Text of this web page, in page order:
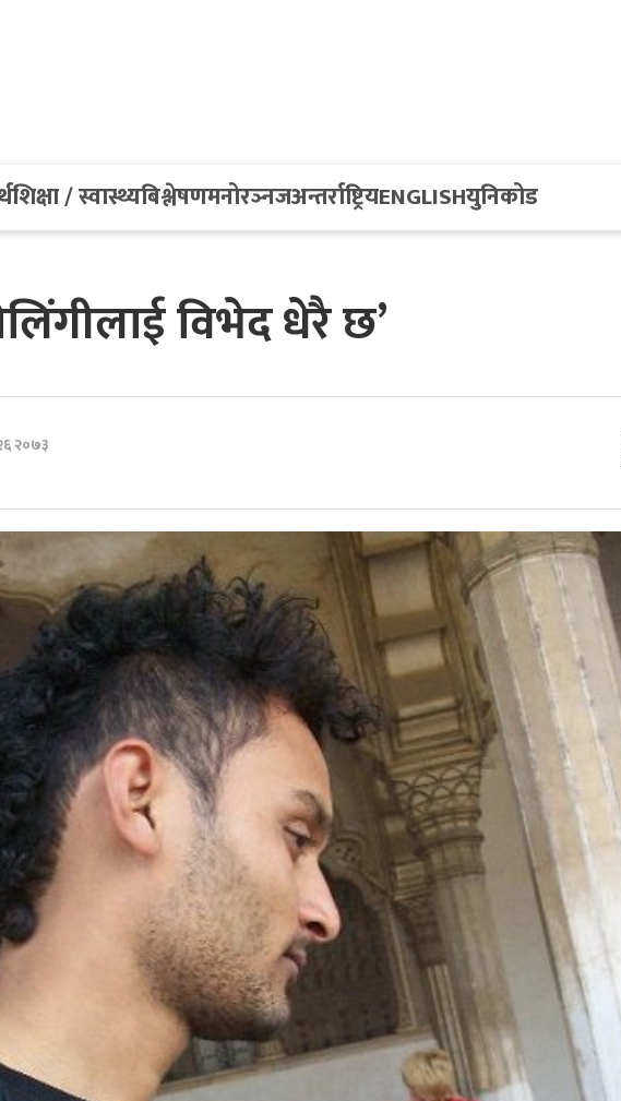
शिक्षा / स्वास्थ्यबिश्लेषणमनोरञ्नजअन्तर्राष्ट्रियENGLISHयुनिकोड
विभेद धेरै छ’
२०७३